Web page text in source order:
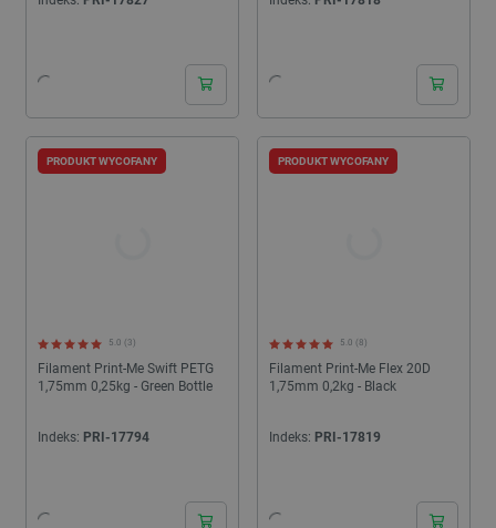
Filament Print-Me Swift PETG
1,75mm 0,25kg - Green Bottle
5.0 (3)
Indeks: PRI-17794
PRODUKT WYCOFANY
Filament Print-Me Flex 20D
1,75mm 0,2kg - Black
5.0 (8)
Indeks: PRI-17819
PRODUKT WYCOFANY